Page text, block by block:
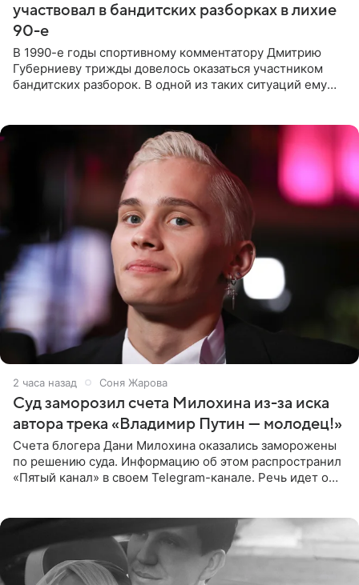
участвовал в бандитских разборках в лихие
90-е
В 1990-е годы спортивному комментатору Дмитрию
Губерниеву трижды довелось оказаться участником
бандитских разборок. В одной из таких ситуаций ему
2 часа назад Соня Жарова
Суд заморозил счета Милохина из-за иска
автора трека «Владимир Путин — молодец!»
Счета блогера Дани Милохина оказались заморожены
по решению суда. Информацию об этом распространил
«Пятый канал» в своем Telegram-канале. Речь идет о